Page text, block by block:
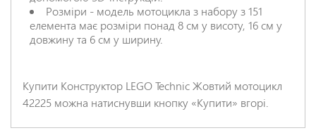
Розміри - модель мотоцикла з набору з 151
елемента має розміри понад 8 см у висоту, 16 см у
довжину та 6 см у ширину.
Купити Конструктор LEGO Technic Жовтий мотоцикл
42225 можна натиснувши кнопку «Купити» вгорі.